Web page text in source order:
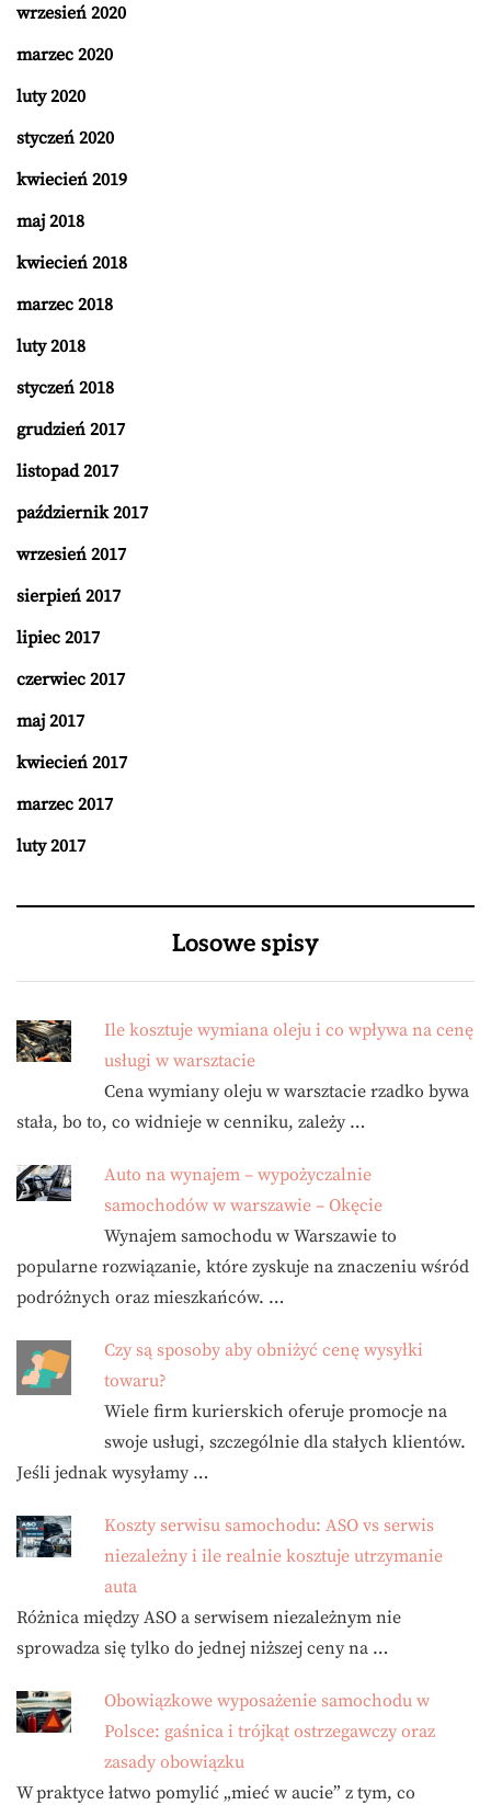
wrzesień 2020
marzec 2020
luty 2020
styczeń 2020
kwiecień 2019
maj 2018
kwiecień 2018
marzec 2018
luty 2018
styczeń 2018
grudzień 2017
listopad 2017
październik 2017
wrzesień 2017
sierpień 2017
lipiec 2017
czerwiec 2017
maj 2017
kwiecień 2017
marzec 2017
luty 2017
Losowe spisy
Ile kosztuje wymiana oleju i co wpływa na cenę
usługi w warsztacie
Cena wymiany oleju w warsztacie rzadko bywa
stała, bo to, co widnieje w cenniku, zależy …
Auto na wynajem – wypożyczalnie
samochodów w warszawie – Okęcie
Wynajem samochodu w Warszawie to
popularne rozwiązanie, które zyskuje na znaczeniu wśród
podróżnych oraz mieszkańców. …
Czy są sposoby aby obniżyć cenę wysyłki
towaru?
Wiele firm kurierskich oferuje promocje na
swoje usługi, szczególnie dla stałych klientów.
Jeśli jednak wysyłamy …
Koszty serwisu samochodu: ASO vs serwis
niezależny i ile realnie kosztuje utrzymanie
auta
Różnica między ASO a serwisem niezależnym nie
sprowadza się tylko do jednej niższej ceny na …
Obowiązkowe wyposażenie samochodu w
Polsce: gaśnica i trójkąt ostrzegawczy oraz
zasady obowiązku
W praktyce łatwo pomylić „mieć w aucie” z tym, co